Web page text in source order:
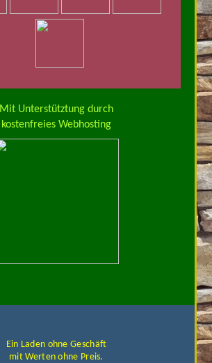
Mit Unterstütztung durch
kostenfreies Webhosting
Ein Laden ohne Geschäft
mit Werten ohne Preis.